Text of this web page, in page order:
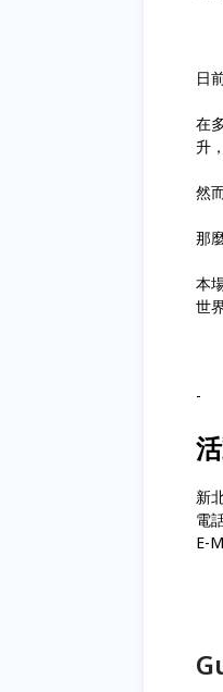
日
在
升
然
那
本
世
-
新
電
E-